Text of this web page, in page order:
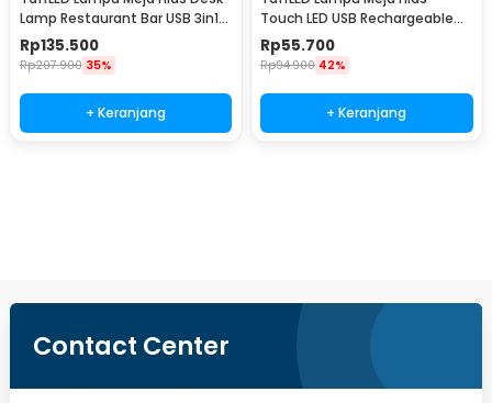
Lamp Restaurant Bar USB 3in1
Color - TW54
Rp135.500
Rp207.900 35%
+ Keranjang
Touch LED USB Rechargeable
3in1 1800mAh - P340
Rp55.700
Rp94.900 42%
+ Keranjang
Contact Center